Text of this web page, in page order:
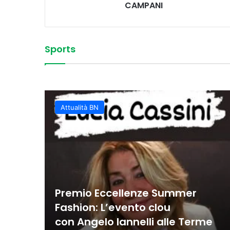
CAMPANI
Sports
Vittoria convincente
Attualità BN
Premio Eccellenze Summer
Fashion: L’evento clou
con Angelo Iannelli alle Terme